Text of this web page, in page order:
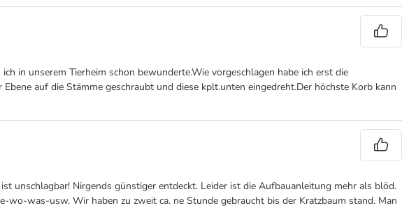
in unserem Tierheim schon bewunderte.Wie vorgeschlagen habe ich erst die
auf die Stämme geschraubt und diese kplt.unten eingedreht.Der höchste Korb kann
unschlagbar! Nirgends günstiger entdeckt. Leider ist die Aufbauanleitung mehr als blöd.
was-usw. Wir haben zu zweit ca. ne Stunde gebraucht bis der Kratzbaum stand. Man